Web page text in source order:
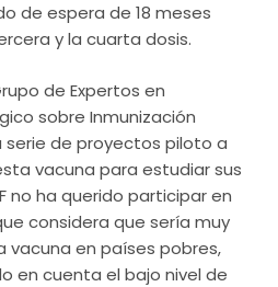
de espera de 18 meses
y la cuarta dosis.
de Expertos en
sobre Inmunización
serie de proyectos piloto a
vacuna para estudiar sus
no ha querido participar en
considera que sería muy
vacuna en países pobres,
en cuenta el bajo nivel de